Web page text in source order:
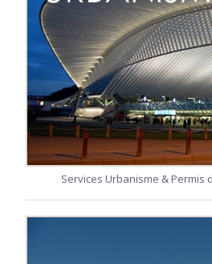
Services Urbanisme & Permis